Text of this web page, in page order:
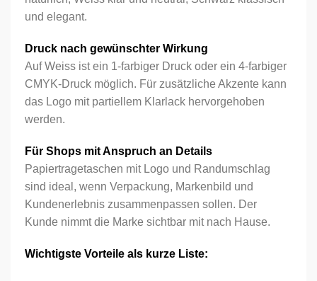
Formular senden
und elegant.
Druck nach gewünschter Wirkung
Auf Weiss ist ein 1-farbiger Druck oder ein 4-farbiger
CMYK-Druck möglich. Für zusätzliche Akzente kann
das Logo mit partiellem Klarlack hervorgehoben
werden.
Für Shops mit Anspruch an Details
Papiertragetaschen mit Logo und Randumschlag
sind ideal, wenn Verpackung, Markenbild und
Kundenerlebnis zusammenpassen sollen. Der
Kunde nimmt die Marke sichtbar mit nach Hause.
Wichtigste Vorteile als kurze Liste: